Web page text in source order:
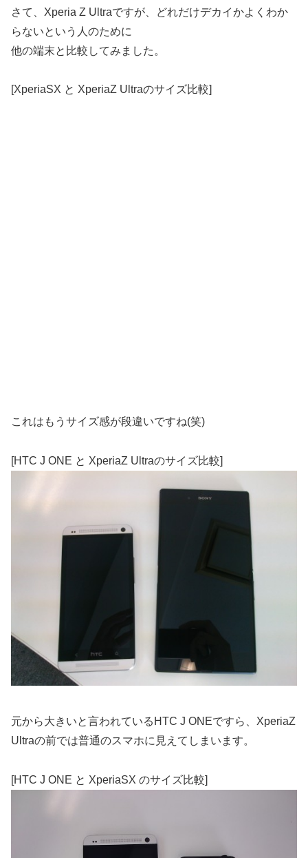
さて、Xperia Z Ultraですが、どれだけデカイかよくわか
らないという人のために
他の端末と比較してみました。
[XperiaSX と XperiaZ Ultraのサイズ比較]
これはもうサイズ感が段違いですね(笑)
[HTC J ONE と XperiaZ Ultraのサイズ比較]
元から大きいと言われているHTC J ONEですら、XperiaZ
Ultraの前では普通のスマホに見えてしまいます。
[HTC J ONE と XperiaSX のサイズ比較]